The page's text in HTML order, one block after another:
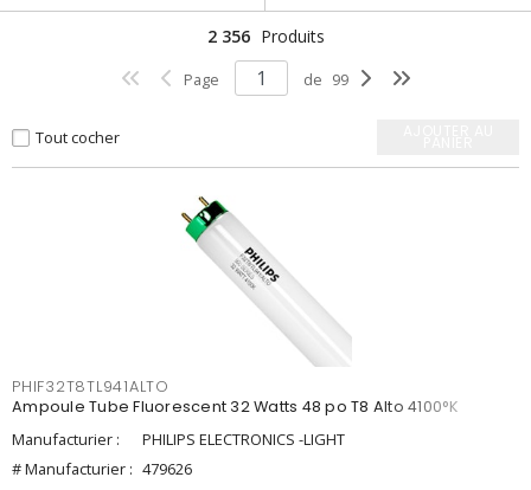
2 356 Produits
Page de 99
Tout cocher
PHIF32T8TL941ALTO
Ampoule Tube Fluorescent 32 Watts 48 po T8 Alto 4100°K
Manufacturier :
PHILIPS ELECTRONICS -LIGHT
# Manufacturier : 479626